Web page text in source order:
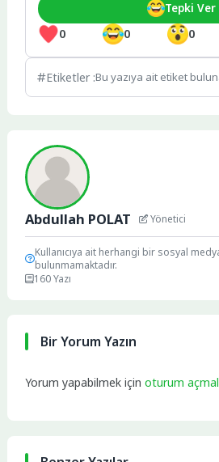
0 0 0
Tepki Ver
Etiketler :Bu yazıya ait etiket
Abdullah POLAT Yönetici
Kullanıcıya ait herhangi bir sosyal
bulunmamaktadır.
160 Yazı
Bir Yorum Yazın
Yorum yapabilmek içinoturum